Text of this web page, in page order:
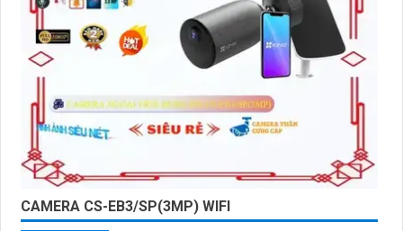
CAMERA CS-EB3/SP(3MP) WIFI